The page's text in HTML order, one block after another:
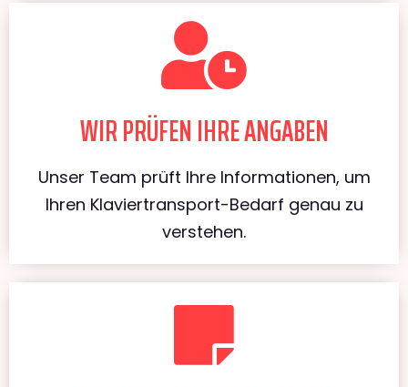
WIR PRÜFEN IHRE ANGABEN
Unser Team prüft Ihre Informationen, um
Ihren Klaviertransport-Bedarf genau zu
verstehen.